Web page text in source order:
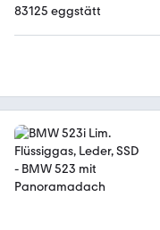
83125 eggstätt